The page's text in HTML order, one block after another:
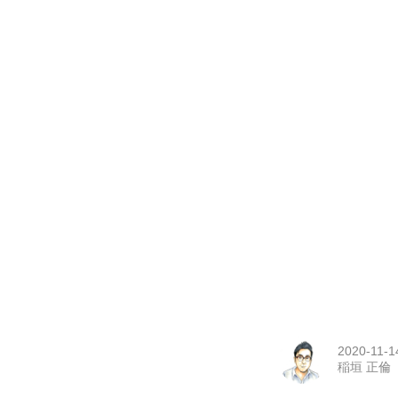
2020-11-
稲垣 正倫